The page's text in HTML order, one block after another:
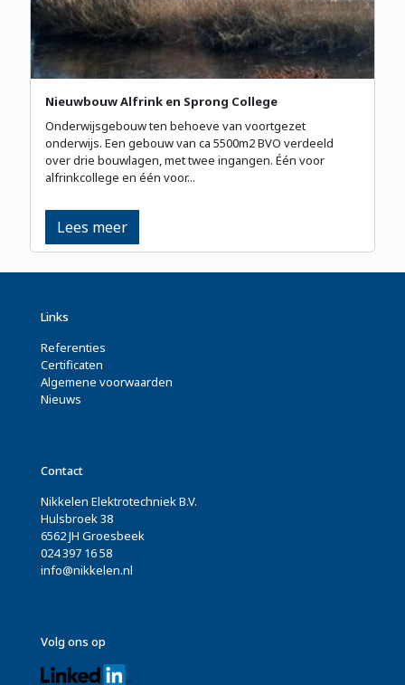
Nieuwbouw Alfrink en Sprong College
Onderwijsgebouw ten behoeve van voortgezet
onderwijs. Een gebouw van ca 5500m2 BVO verdeeld
over drie bouwlagen, met twee ingangen. Één voor
alfrinkcollege en één voor...
Lees meer
Links
Referenties
Certificaten
Algemene voorwaarden
Nieuws
Contact
Nikkelen Elektrotechniek B.V.
Hulsbroek 38
6562 JH Groesbeek
024 397 16 58
info@nikkelen.nl
Volg ons op